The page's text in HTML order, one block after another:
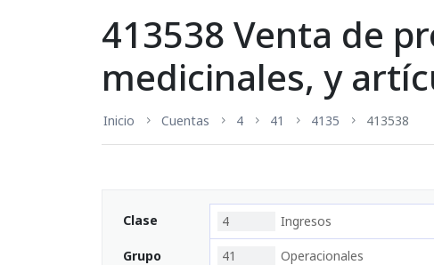
413538 Venta de
medicinales, y
Inicio Cuentas 4 41 4135 413538
Clase 4 Ingresos
Grupo 41 Operacionales